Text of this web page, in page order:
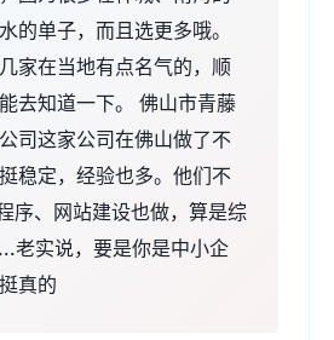
的单子，而且选更多哦。
家在当地有点名气的，顺
去知道一下。 佛山市青藤
司这家公司在佛山做了不
稳定，经验也多。他们不
序、网站建设也做，算是综
老实说，要是你是中小企
真的